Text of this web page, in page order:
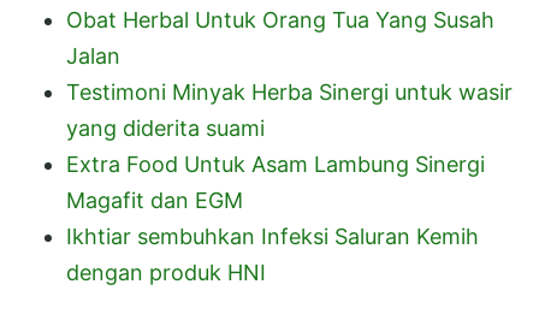
Obat Herbal Untuk Orang Tua Yang Susah
Jalan
Testimoni Minyak Herba Sinergi untuk wasir
yang diderita suami
Extra Food Untuk Asam Lambung Sinergi
Magafit dan EGM
Ikhtiar sembuhkan Infeksi Saluran Kemih
dengan produk HNI